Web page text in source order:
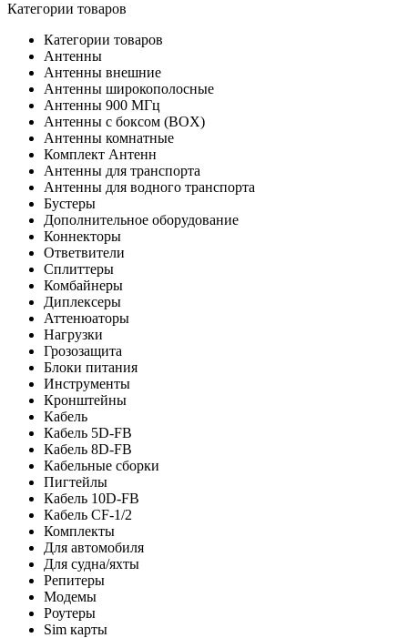
Категории товаров
Категории товаров
Антенны
Антенны внешние
Антенны широкополосные
Антенны 900 МГц
Антенны с боксом (BOX)
Антенны комнатные
Комплект Антенн
Антенны для транспорта
Антенны для водного транспорта
Бустеры
Дополнительное оборудование
Коннекторы
Ответвители
Сплиттеры
Комбайнеры
Диплексеры
Аттенюаторы
Нагрузки
Грозозащита
Блоки питания
Инструменты
Кронштейны
Кабель
Кабель 5D-FB
Кабель 8D-FB
Кабельные сборки
Пигтейлы
Кабель 10D-FB
Кабель CF-1/2
Комплекты
Для автомобиля
Для судна/яхты
Репитеры
Модемы
Роутеры
Sim карты